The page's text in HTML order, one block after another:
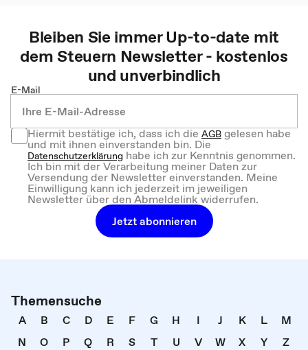
Bleiben Sie immer Up-to-date mit
demSteuern Newsletter - kostenlos
und unverbindlich
E-Mail
Hiermit bestätige ich, dass ich dieAGBgelesen habe
und mit ihnen einverstanden bin. Die
Datenschutzerklärung habe ich zur Kenntnis genommen.
Ich bin mit der Verarbeitung meiner Daten zur
Versendung der Newsletter einverstanden. Meine
Einwilligung kann ich jederzeit im jeweiligen
Newsletter über den Abmeldelink widerrufen.
Jetzt abonnieren
Themensuche
A B C D E F G H I J K L
M
N
O P Q R S T U V W X Y
Z